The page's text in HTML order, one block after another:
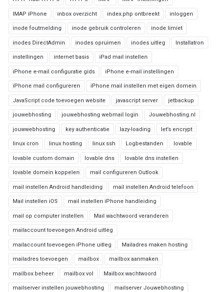
IMAP iPhone inbox overzicht index.php ontbreekt inloggen
inode foutmelding inode gebruik controleren inode limiet
inodes DirectAdmin inodes opruimen inodes uitleg Installatron
instellingen internet basis iPad mail instellen
iPhone e-mail configuratie gids iPhone e-mail instellingen
iPhone mail configureren iPhone mail instellen met eigen domein
JavaScript code toevoegen website javascript server jetbackup
jouwebhosting jouwebhosting webmail login Jouwebhosting.nl
jouwwebhosting key authenticatie lazy-loading let’s encrypt
linux cron linux hosting linux ssh Logbestanden lovable
lovable custom domain lovable dns lovable dns instellen
lovable domein koppelen mail configureren Outlook
mail instellen Android handleiding mail instellen Android telefoon
Mail instellen iOS mail instellen iPhone handleiding
mail op computer instellen Mail wachtwoord veranderen
mailaccount toevoegen Android uitleg
mailaccount toevoegen iPhone uitleg Mailadres maken hosting
mailadres toevoegen mailbox mailbox aanmaken
mailbox beheer mailbox vol Mailbox wachtwoord
mailserver instellen jouwebhosting mailserver Jouwebhosting